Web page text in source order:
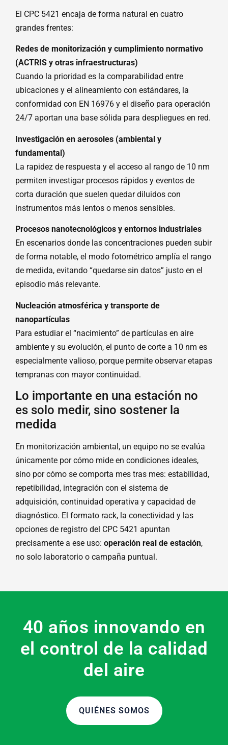
El CPC 5421 encaja de forma natural en cuatro
grandes frentes:
Redes de monitorización y cumplimiento normativo
(ACTRIS y otras infraestructuras)
Cuando la prioridad es la comparabilidad entre
ubicaciones y el alineamiento con estándares, la
conformidad con EN 16976 y el diseño para operación
24/7 aportan una base sólida para despliegues en red.
Investigación en aerosoles (ambiental y
fundamental)
La rapidez de respuesta y el acceso al rango de 10 nm
permiten investigar procesos rápidos y eventos de
corta duración que suelen quedar diluidos con
instrumentos más lentos o menos sensibles.
Procesos nanotecnológicos y entornos industriales
En escenarios donde las concentraciones pueden subir
de forma notable, el modo fotométrico amplía el rango
de medida, evitando “quedarse sin datos” justo en el
episodio más relevante.
Nucleación atmosférica y transporte de
nanopartículas
Para estudiar el “nacimiento” de partículas en aire
ambiente y su evolución, el punto de corte a 10 nm es
especialmente valioso, porque permite observar etapas
tempranas con mayor continuidad.
Lo importante en una estación no
es solo medir, sino sostener la
medida
En monitorización ambiental, un equipo no se evalúa
únicamente por cómo mide en condiciones ideales,
sino por cómo se comporta mes tras mes: estabilidad,
repetibilidad, integración con el sistema de
adquisición, continuidad operativa y capacidad de
diagnóstico. El formato rack, la conectividad y las
opciones de registro del CPC 5421 apuntan
precisamente a ese uso: operación real de estación,
no solo laboratorio o campaña puntual.
40 años innovando en
el control de la calidad
del aire
QUIÉNES SOMOS